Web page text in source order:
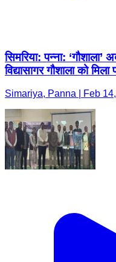
सिमरिया: पन्ना: ‘गौशाला’
विद्यासागर गौशाला को
Simariya, Panna | Feb